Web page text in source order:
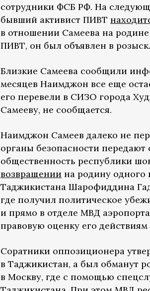
сотрудники ФСБ РФ. На
бывший активист ПИВТ
в отношении Самеева на
ПИВТ, он был объявлен в розыск.
Близкие Самеева сообщили
месяцев Наимджон все еще
его перевели в СИЗО города
Самееву, не сообщается.
Наимджон Самеев далеко не
органы безопасности
общественность республики
возвращении на родину
Таджикистана Шарофиддина
где получил политическое
и прямо в отделе МВД
правовую оценку его
Соратники оппозиционера
в Таджикистан, а был обманут
в Москву, где с помощью